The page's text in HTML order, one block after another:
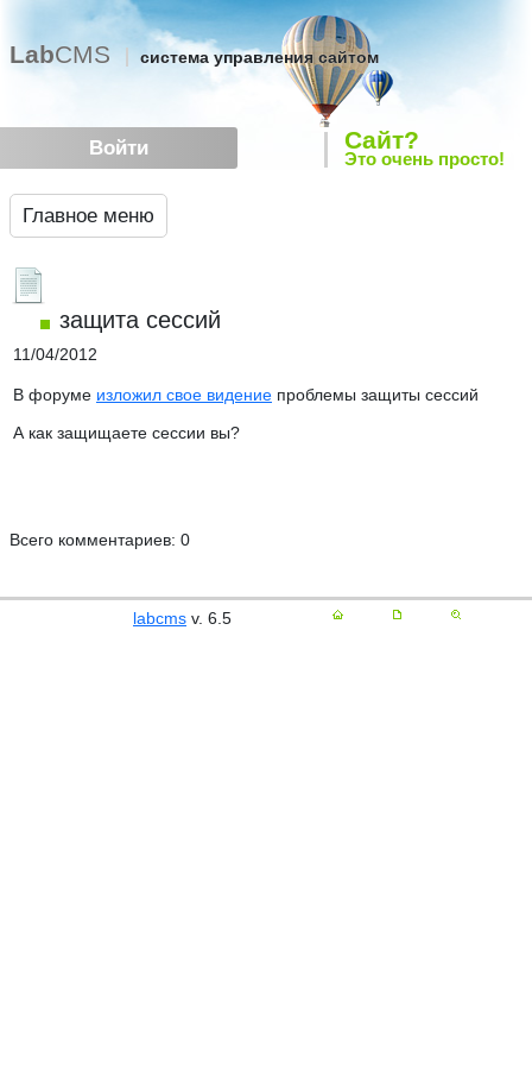
Войти
LabCMS система управления сайтом
Сайт?
Это очень просто!
Главное меню
защита сессий
11/04/2012
В форуме изложил свое видение проблемы защиты сессий
А как защищаете сессии вы?
Всего комментариев: 0
labcms v. 6.5